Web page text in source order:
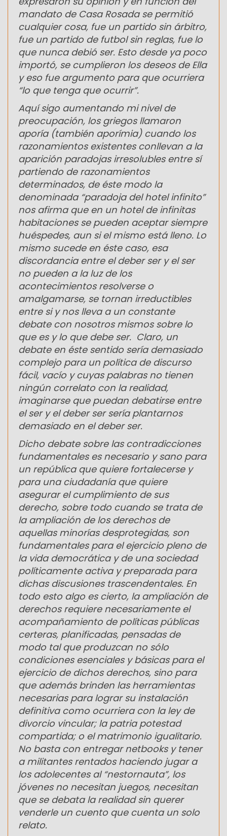
mandato de Casa Rosada se permitió
cualquier cosa, fue un partido sin árbitro,
fue un partido de futbol sin reglas, fue lo
que nunca debió ser. Esto desde ya poco
importó, se cumplieron los deseos de Ella
y eso fue argumento para que ocurriera
“lo que tenga que ocurrir”.
Aquí sigo aumentando mi nivel de
preocupación, los griegos llamaron
aporía (también aporímia) cuando los
razonamientos existentes conllevan a la
aparición paradojas irresolubles entre sí
partiendo de razonamientos
determinados, de éste modo la
denominada “paradoja del hotel infinito”
nos afirma que en un hotel de infinitas
habitaciones se pueden aceptar siempre
huéspedes, aun si el mismo está lleno. Lo
mismo sucede en éste caso, esa
discordancia entre el deber ser y el ser
no pueden a la luz de los
acontecimientos resolverse o
amalgamarse, se tornan irreductibles
entre si y nos lleva a un constante
debate con nosotros mismos sobre lo
que es y lo que debe ser. Claro, un
debate en éste sentido sería demasiado
complejo para un política de discurso
fácil, vacío y cuyas palabras no tienen
ningún correlato con la realidad,
imaginarse que puedan debatirse entre
el ser y el deber ser sería plantarnos
demasiado en el deber ser.
Dicho debate sobre las contradicciones
fundamentales es necesario y sano para
un república que quiere fortalecerse y
para una ciudadanía que quiere
asegurar el cumplimiento de sus
derecho, sobre todo cuando se trata de
la ampliación de los derechos de
aquellas minorías desprotegidas, son
fundamentales para el ejercicio pleno de
la vida democrática y de una sociedad
políticamente activa y preparada para
dichas discusiones trascendentales. En
todo esto algo es cierto, la ampliación de
derechos requiere necesariamente el
acompañamiento de políticas públicas
certeras, planificadas, pensadas de
modo tal que produzcan no sólo
condiciones esenciales y básicas para el
ejercicio de dichos derechos, sino para
que además brinden las herramientas
necesarias para lograr su instalación
definitiva como ocurriera con la ley de
divorcio vincular; la patria potestad
compartida; o el matrimonio igualitario.
No basta con entregar netbooks y tener
a militantes rentados haciendo jugar a
los adolecentes al “nestornauta”, los
jóvenes no necesitan juegos, necesitan
que se debata la realidad sin querer
venderle un cuento que cuenta un solo
relato.